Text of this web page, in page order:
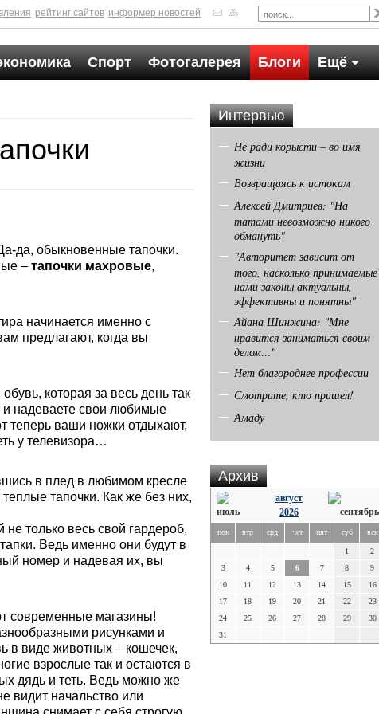
рейтинг сайтов информер новостей
Спорт Фотогалерея Блоги Ещё
да, обыкновенные тапочки.
– тапочки махровые,
начинается именно с
предлагают, когда вы
которая за весь день так
и надеваете свои любимые
теперь ваши ножки отдыхают,
у телевизора…
в плед в любимом кресле
теплые тапочки. Как же без них,
только весь свой гардероб,
Ведь именно они будут в
номер и надевая их, вы
современные магазины!
рисунками и
в виде животных – кошечек,
взрослые так и остаются в
дядь и теть. Ведь можно же
видит начальство или
Интервью
Не ради корысти – во имя
жизни
Возвращаясь к истокам
Алексей Дмитриев: "На
татами невозможно никого
обмануть"
"Авторитет зависит от
того, насколько принимаемые
нами законы актуальны,
эффективны и понятны"
Айана Шинжина: "Мне
нравится заниматься своим
делом…"
Нет благороднее профессии
Смотрите, кто пришел!
Амаду
Архив
август
2026
пон втр срд чет пят суб вск
1
2
3
4 5 6 7 8
9
10
11 12 13 14 15
16
17
18 19 20 21 22
23
24
25 26 27 28 29
30
31